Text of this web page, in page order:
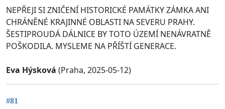
NEPŘEJI SI ZNIČENÍ HISTORICKÉ PAMÁTKY ZÁMKA ANI
CHRÁNĚNÉ KRAJINNÉ OBLASTI NA SEVERU PRAHY.
ŠESTIPROUDÁ DÁLNICE BY TOTO ÚZEMÍ NENÁVRATNĚ
POŠKODILA. MYSLEME NA PŘÍŠTÍ GENERACE.
Eva Hýsková (Praha, 2025-05-12)
#81